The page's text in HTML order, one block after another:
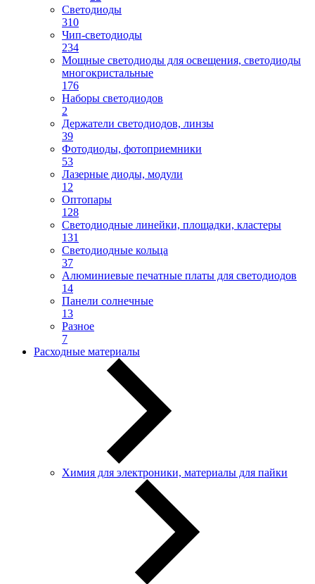
Светодиоды
310
Чип-светодиоды
234
Мощные светодиоды для освещения, светодиоды
многокристальные
176
Наборы светодиодов
2
Держатели светодиодов, линзы
39
Фотодиоды, фотоприемники
53
Лазерные диоды, модули
12
Оптопары
128
Светодиодные линейки, площадки, кластеры
131
Светодиодные кольца
37
Алюминиевые печатные платы для светодиодов
14
Панели солнечные
13
Разное
7
Расходные материалы
Химия для электроники, материалы для пайки